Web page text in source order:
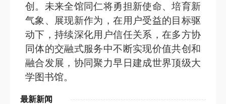
最新新闻
创。未来全馆同仁将勇担新使命、培育新
气象、展现新作为，在用户受益的目标驱
动下，持续深化用户信任关系，在多方协
同体的交融式服务中不断实现价值共创和
融合发展 ， 协同聚力早日建成世界顶级大
学图书馆。